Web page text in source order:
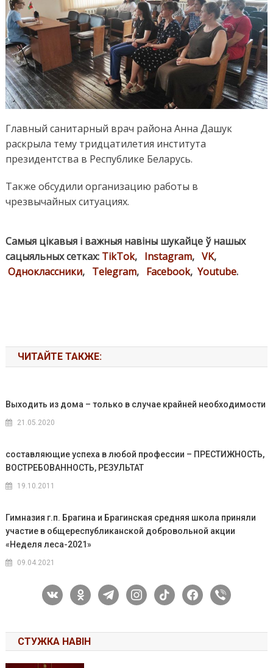
Главный санитарный врач района Анна Дашук
раскрыла тему тридцатилетия института
президентства в Республике Беларусь.
Также обсудили организацию работы в
чрезвычайных ситуациях.
Самыя цікавыя і важныя навіны шукайце ў нашых
сацыяльных сетках: TikTok, Instagram, VK,
Одноклассники, Telegram, Facebook, Youtube.
ЧИТАЙТЕ ТАКЖЕ:
Выходить из дома – только в случае крайней необходимости
21.05.2020
составляющие успеха в любой профессии – ПРЕСТИЖНОСТЬ,
ВОСТРЕБОВАННОСТЬ, РЕЗУЛЬТАТ
19.10.2011
Гимназия г.п. Брагина и Брагинская средняя школа приняли
участие в общереспубликанской добровольной акции
«Неделя леса-2021»
09.04.2021
vkontakteodnoklassniki
telegraminstagram
tiktok facebook
viber
СТУЖКА НАВІН